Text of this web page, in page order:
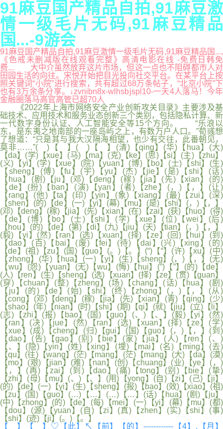
91麻豆国产精品自拍,91麻豆激
情一级毛片无码,91麻豆精品
国...-9游会
91麻豆国产精品自拍,91麻豆激情一级毛片无码,91麻豆精品国...,
《色戒未删减版在线观看完整》高清电影在线 -免费日韩免
费... 大中介虽然放弃这片市场，但这一点也不阻碍都市人对
田园生活的向往。宋悦开始把目光投向社交平台。在某平台上按
照关键词“小院”进行搜索，共有超过68万条帖子，“北京小院”下
也有3万余条分享。↓zvnibn8x-wlhsbjspl10-一天4人落马！今年
金融圈落马高官高管已超70人
《2022年上海市网络安全产业创新攻关目录》主要涉及基
础技术、应用技术和服务业态创新三个类别，包括隐私计算、新
一代数字身份认证、人工智能安全等15个方向。 “乐浪以
东，是东夷之地南部的一座岛屿之上，有数万户人口。”荀彧想
了想道：“只是其与我大汉隔海相望，也少有交往，此番朝见，
莫非……”( )【 】( )【 】(清)【qing】(华)【hua】(大)
【da】(学)【xue】(马)【ma】(克)【ke】(思)【si】(主)【zhu】
(义)【yi】(学)【xue】(院)【yuan】(博)【bo】(士)【shi】(生)
【sheng】(傅)【fu】(宇)【yu】(杰)【jie】(是)【shi】(话)
【hua】(剧)【ju】(邓)【deng】(稼)【jia】(先)【xian】(的)
【de】(扮)【ban】(演)【yan】(者)【zhe】(，)【，】(让)
【rang】(他)【ta】(印)【yin】(象)【xiang】(最)【zui】(深)
【shen】(的)【de】(一)【yi】(幕)【mu】(是)【shi】(，)【，】
(邓)【deng】(稼)【jia】(先)【xian】(在)【zai】(获)【huo】(得)
【de】(博)【bo】(士)【shi】(学)【xue】(位)【wei】(后)
【hou】(的)【de】(第)【di】(九)【jiu】(天)【tian】(，)【，】
(毅)【yi】(然)【ran】(选)【xuan】(择)【ze】(回)【hui】(到)
【dao】(百)【bai】(废)【fei】(待)【dai】(兴)【xing】(的)
【de】(祖)【zu】(国)【guo】(。)【。】(“)【“】(许)【xu】(中)
【zhong】(华)【hua】(一)【yi】(生)【sheng】(，)【，】(无)
【wu】(怨)【yuan】(无)【wu】(悔)【hui】(”)【”】(的)【de】
(人)【ren】(生)【sheng】(选)【xuan】(择)【ze】(贯)【guan】
(穿)【chuan】(整)【zheng】(场)【chang】(话)【hua】(剧)
【ju】(的)【de】(始)【shi】(终)【zhong】(，)【，】(从)
【cong】(邓)【deng】(稼)【jia】(先)【xian】(青)【qing】(少)
【shao】(年)【nian】(时)【shi】(期)【qi】(就)【jiu】(立)【li】
(志)【zhi】(报)【bao】(国)【guo】(、)【、】(毅)【yi】(然)
【ran】(决)【jue】(然)【ran】(选)【xuan】(择)【ze】(学)
【xue】(成)【cheng】(归)【gui】(国)【guo】(，)【，】(到)
【dao】(告)【gao】(别)【bie】(家)【jia】(人)【ren】(、)
【、】(隐)【yin】(姓)【xing】(埋)【mai】(名)【ming】(去)
【qu】(往)【wang】(茫)【mang】(茫)【mang】(大)【da】(漠)
【mo】(艰)【jian】(难)【nan】(创)【chuang】(业)【ye】(，)
【，】(再)【zai】(到)【dao】(痛)【tong】(别)【bie】(挚)
【zhi】(母)【mu】(、)【、】(用)【yong】(自)【zi】(己)【ji】
(的)【de】(一)【yi】(生)【sheng】(报)【bao】(效)【xiao】(祖)
【zu】(国)【guo】(…)【…】(…)【…】(话)【hua】(剧)【ju】
(中)【zhong】(的)【de】(每)【mei】(一)【yi】(幕)【mu】(都)
【dou】(源)【yuan】(自)【zi】(真)【zhen】(实)【shi】(事)
【shi】(迹)【ji】(。)【。】
【 】【 】♡【此】↖【前】【的】------------【4】.【月】